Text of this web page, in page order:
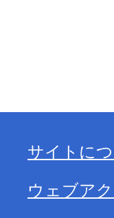
サイトに
ウェブア